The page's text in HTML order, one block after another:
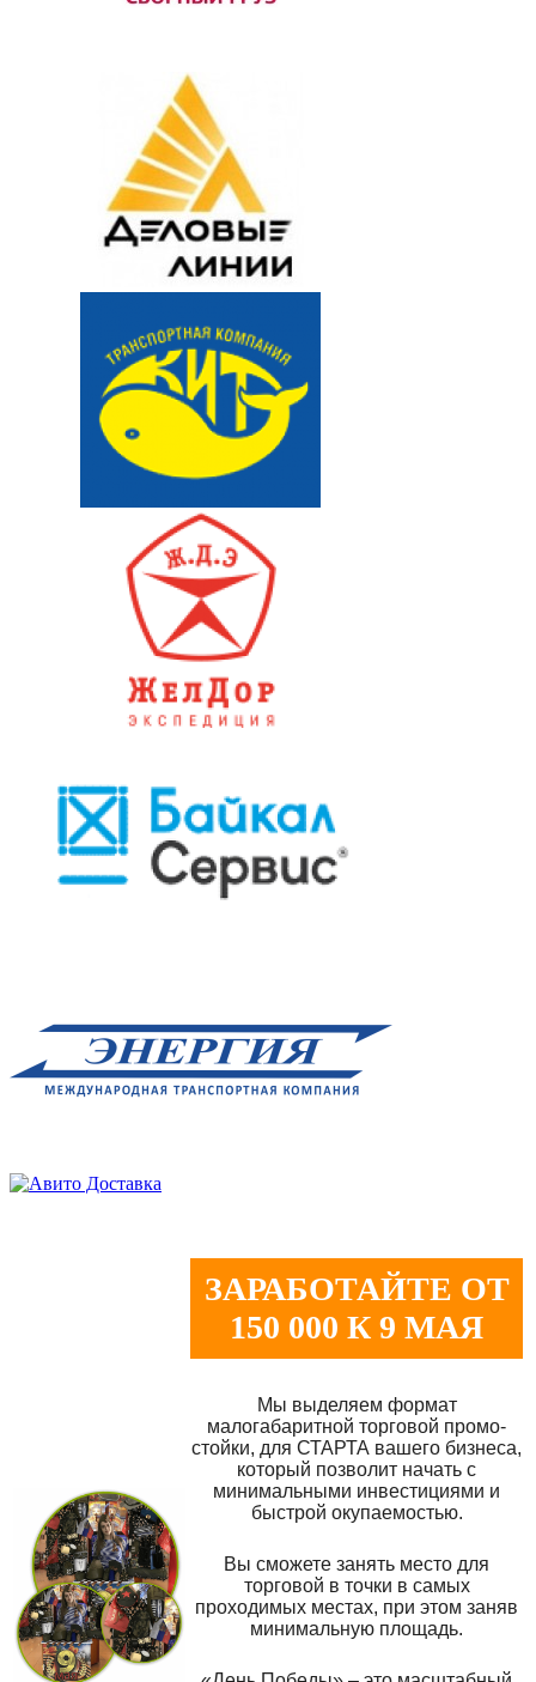
ЗАРАБОТАЙТЕ ОТ
150 000 К 9 МАЯ
Мы выделяем формат
малогабаритной торговой промо-
стойки, для СТАРТА вашего бизнеса,
который позволит начать с
минимальными инвестициями и
быстрой окупаемостью.
Вы сможете занять место для
торговой в точки в самых
проходимых местах, при этом заняв
минимальную площадь.